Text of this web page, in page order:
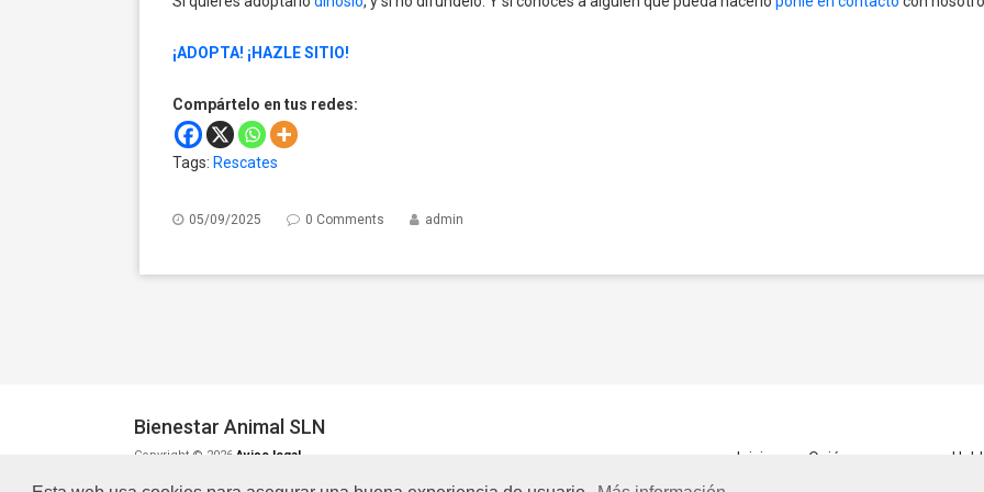
¡ADOPTA! ¡HAZLE SITIO!
Compártelo en tus redes:
Tags: Rescates
05/09/2025 0 Comments admin
Inicio Quiénes somos
Bienestar Animal SLN
Copyright © 2026 Aviso legal